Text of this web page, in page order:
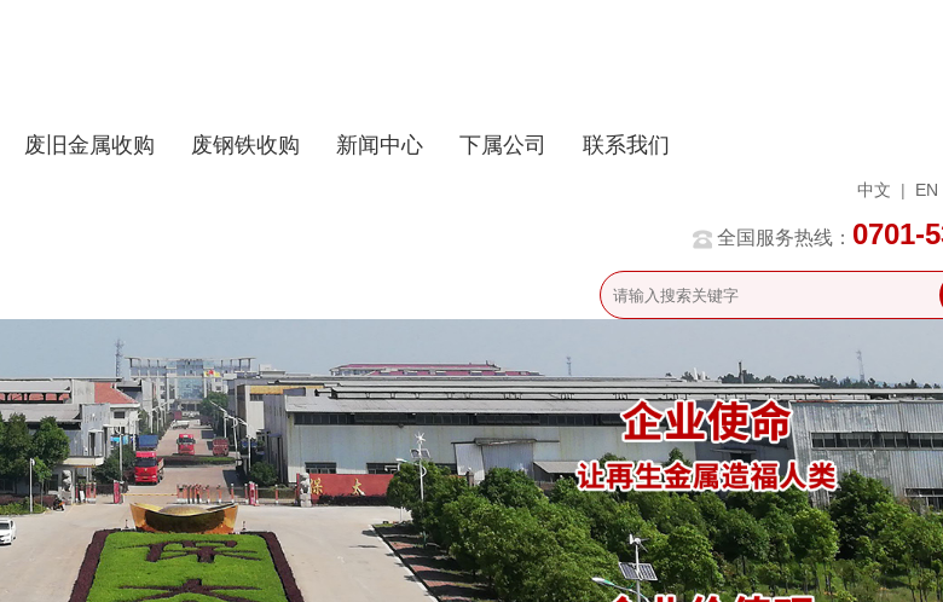
废旧金属收购 废钢铁收购 新闻中心 下属公司 联系我们
中文 | EN
全国服务热线： 0701-